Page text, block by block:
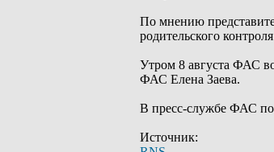
По мнению
родительского
Утром 8 августа ФАС
ФАС Елена Заева.
В пресс-службе ФАС
Источник: